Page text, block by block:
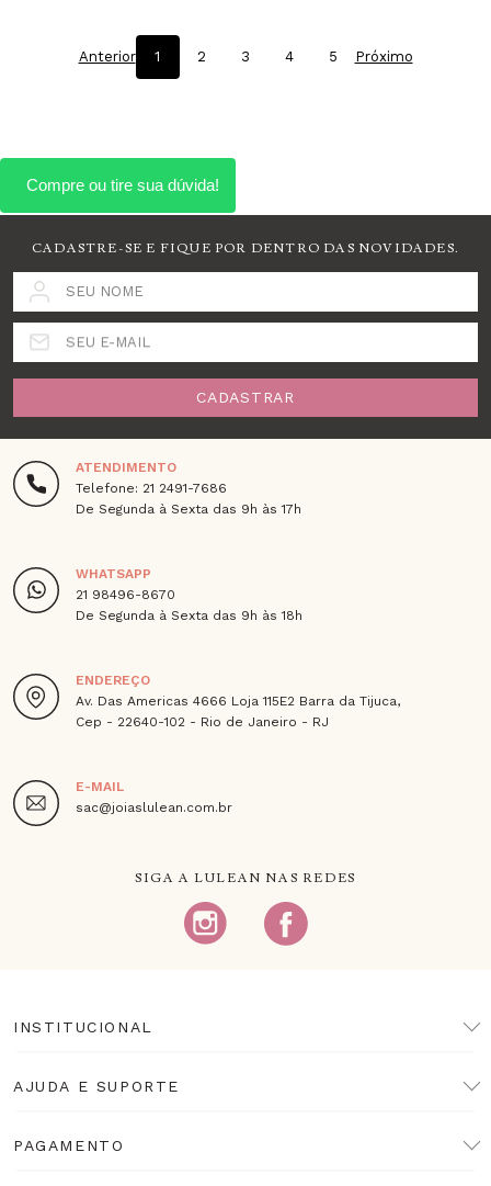
Anterior 1 2 3 4 5 Próximo
CADASTRE-SE E FIQUE POR DENTRO DAS NOVIDADES.
SEU NOME
SEU E-MAIL
CADASTRAR
ATENDIMENTO
Telefone: 21 2491-7686
De Segunda à Sexta das 9h às 17h
WHATSAPP
21 98496-8670
De Segunda à Sexta das 9h às 18h
ENDEREÇO
Av. Das Americas 4666 Loja 115E2 Barra da Tijuca,
Cep - 22640-102 - Rio de Janeiro - RJ
E-MAIL
sac@joiaslulean.com.br
SIGA A LULEAN NAS REDES
INSTITUCIONAL
AJUDA E SUPORTE
PAGAMENTO